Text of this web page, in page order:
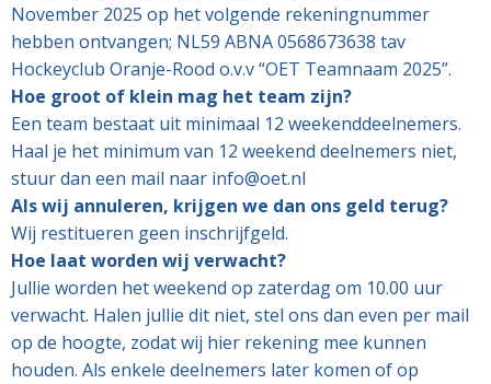
November 2025 op het volgende rekeningnummer
hebben ontvangen; NL59 ABNA 0568673638 tav
Hockeyclub Oranje-Rood o.v.v “OET Teamnaam 2025”.
Hoe groot of klein mag het team zijn?
Een team bestaat uit minimaal 12 weekenddeelnemers.
Haal je het minimum van 12 weekend deelnemers niet,
stuur dan een mail naar info@oet.nl
Als wij annuleren, krijgen we dan ons geld terug?
Wij restitueren geen inschrijfgeld.
Hoe laat worden wij verwacht?
Jullie worden het weekend op zaterdag om 10.00 uur
verwacht. Halen jullie dit niet, stel ons dan even per mail
op de hoogte, zodat wij hier rekening mee kunnen
houden. Als enkele deelnemers later komen of op